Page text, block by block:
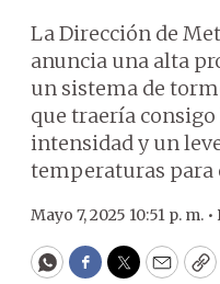
La Dirección de
anuncia una alta
un sistema de
que traería
intensidad y un
temperaturas para
Mayo 7, 2025 10:51 p. m. •
WhatsApp
Facebook
Twitter
Email